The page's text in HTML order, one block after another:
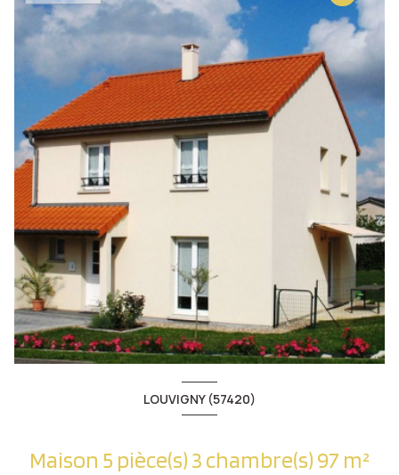
LOUVIGNY (57420)
Maison 5 pièce(s) 3 chambre(s) 97 m²